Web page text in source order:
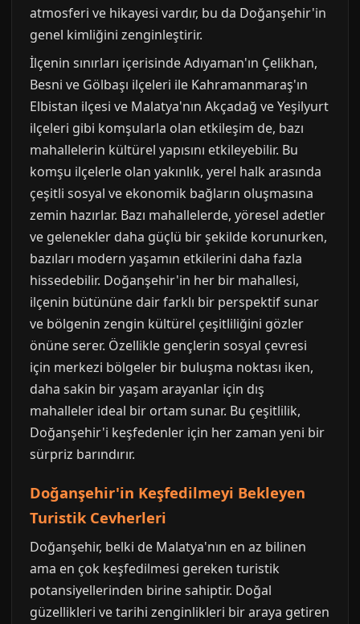
atmosferi ve hikayesi vardır, bu da Doğanşehir'in
genel kimliğini zenginleştirir.
İlçenin sınırları içerisinde Adıyaman'ın Çelikhan,
Besni ve Gölbaşı ilçeleri ile Kahramanmaraş'ın
Elbistan ilçesi ve Malatya'nın Akçadağ ve Yeşilyurt
ilçeleri gibi komşularla olan etkileşim de, bazı
mahallelerin kültürel yapısını etkileyebilir. Bu
komşu ilçelerle olan yakınlık, yerel halk arasında
çeşitli sosyal ve ekonomik bağların oluşmasına
zemin hazırlar. Bazı mahallelerde, yöresel adetler
ve gelenekler daha güçlü bir şekilde korunurken,
bazıları modern yaşamın etkilerini daha fazla
hissedebilir. Doğanşehir'in her bir mahallesi,
ilçenin bütününe dair farklı bir perspektif sunar
ve bölgenin zengin kültürel çeşitliliğini gözler
önüne serer. Özellikle gençlerin sosyal çevresi
için merkezi bölgeler bir buluşma noktası iken,
daha sakin bir yaşam arayanlar için dış
mahalleler ideal bir ortam sunar. Bu çeşitlilik,
Doğanşehir'i keşfedenler için her zaman yeni bir
sürpriz barındırır.
Doğanşehir'in Keşfedilmeyi Bekleyen
Turistik Cevherleri
Doğanşehir, belki de Malatya'nın en az bilinen
ama en çok keşfedilmesi gereken turistik
potansiyellerinden birine sahiptir. Doğal
güzellikleri ve tarihi zenginlikleri bir araya getiren